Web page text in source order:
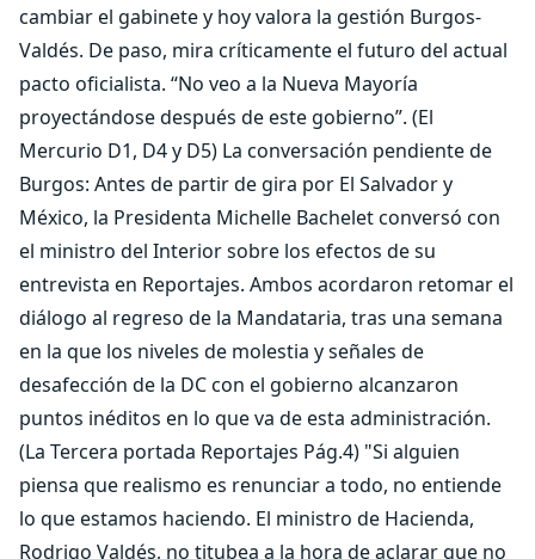
cambiar el gabinete y hoy valora la gestión Burgos-
Valdés. De paso, mira críticamente el futuro del actual
pacto oficialista. “No veo a la Nueva Mayoría
proyectándose después de este gobierno”. (El
Mercurio D1, D4 y D5) La conversación pendiente de
Burgos: Antes de partir de gira por El Salvador y
México, la Presidenta Michelle Bachelet conversó con
el ministro del Interior sobre los efectos de su
entrevista en Reportajes. Ambos acordaron retomar el
diálogo al regreso de la Mandataria, tras una semana
en la que los niveles de molestia y señales de
desafección de la DC con el gobierno alcanzaron
puntos inéditos en lo que va de esta administración.
(La Tercera portada Reportajes Pág.4) "Si alguien
piensa que realismo es renunciar a todo, no entiende
lo que estamos haciendo. El ministro de Hacienda,
Rodrigo Valdés, no titubea a la hora de aclarar que no